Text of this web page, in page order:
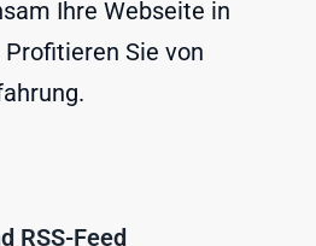
Ihre Webseite in
Sie von
RSS-Feed